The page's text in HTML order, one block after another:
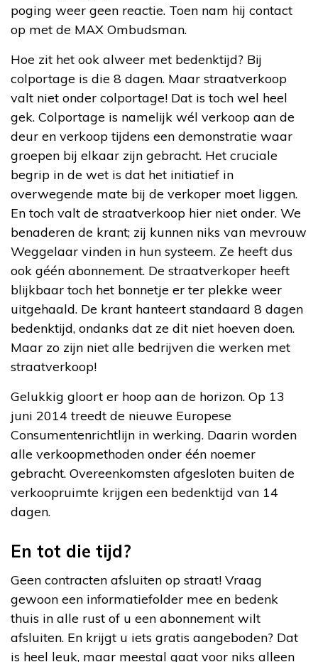
poging weer geen reactie. Toen nam hij contact
op met de MAX Ombudsman.
Hoe zit het ook alweer met bedenktijd? Bij
colportage is die 8 dagen. Maar straatverkoop
valt niet onder colportage! Dat is toch wel heel
gek. Colportage is namelijk wél verkoop aan de
deur en verkoop tijdens een demonstratie waar
groepen bij elkaar zijn gebracht. Het cruciale
begrip in de wet is dat het initiatief in
overwegende mate bij de verkoper moet liggen.
En toch valt de straatverkoop hier niet onder. We
benaderen de krant; zij kunnen niks van mevrouw
Weggelaar vinden in hun systeem. Ze heeft dus
ook géén abonnement. De straatverkoper heeft
blijkbaar toch het bonnetje er ter plekke weer
uitgehaald. De krant hanteert standaard 8 dagen
bedenktijd, ondanks dat ze dit niet hoeven doen.
Maar zo zijn niet alle bedrijven die werken met
straatverkoop!
Gelukkig gloort er hoop aan de horizon. Op 13
juni 2014 treedt de nieuwe Europese
Consumentenrichtlijn in werking. Daarin worden
alle verkoopmethoden onder één noemer
gebracht. Overeenkomsten afgesloten buiten de
verkoopruimte krijgen een bedenktijd van 14
dagen.
En tot die tijd?
Geen contracten afsluiten op straat! Vraag
gewoon een informatiefolder mee en bedenk
thuis in alle rust of u een abonnement wilt
afsluiten. En krijgt u iets gratis aangeboden? Dat
is heel leuk, maar meestal gaat voor niks alleen